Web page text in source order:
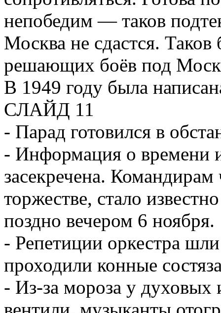
непобедим — таков
Москва не сдастся.
решающих боёв под
В 1949 году была
СЛАЙД 11
- Парад готовился в
- Информация о времени
засекречена.
торжестве, стало
поздно вечером 6 ноября.
- Репетиции оркестра
проходили конные
- Из-за мороза у духовых